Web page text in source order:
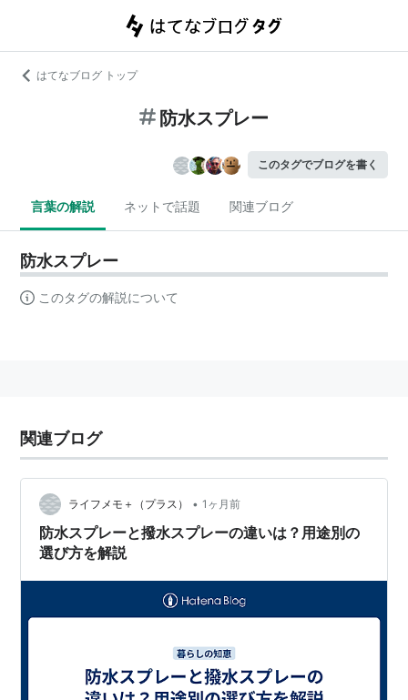
はてなブログ トップ
防水スプレー
このタグでブログを書く
言葉の解説 ネットで話題 関連ブログ
防水スプレー
このタグの解説について
関連ブログ
ライフメモ＋（プラス） • 1ヶ月前
防水スプレーと撥水スプレーの違いは？用途別の
選び方を解説